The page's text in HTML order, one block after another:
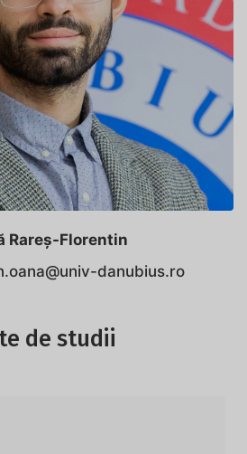
Rareș-Florentin
danubius.ro
de studii